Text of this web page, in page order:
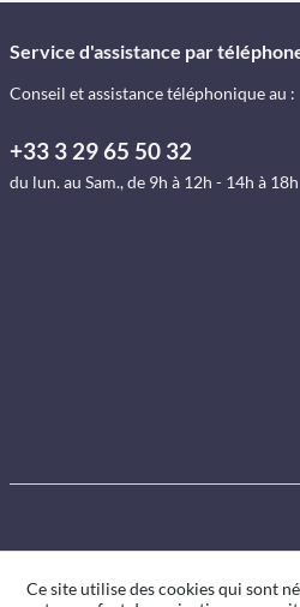
Service d'assistance par
Conseil et assistance téléphonique au :
+33 3 29 65 50 32
du lun. au Sam., de 9h à 12h - 14h à 18h
Ce site utilise des cookies qui sont